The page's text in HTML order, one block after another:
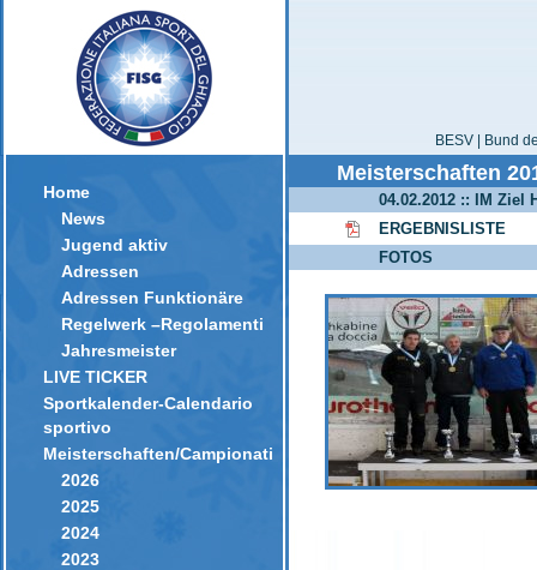
Home
News
Jugend aktiv
Adressen
Adressen Funktionäre
Regelwerk –Regolamenti
Jahresmeister
LIVE TICKER
Sportkalender-Calendario
sportivo
Meisterschaften/Campionati
2026
2025
2024
2023
BESV | Bund
Meisterschaften
04.02.2012 :: IM Ziel
ERGEBNISLISTE
FOTOS